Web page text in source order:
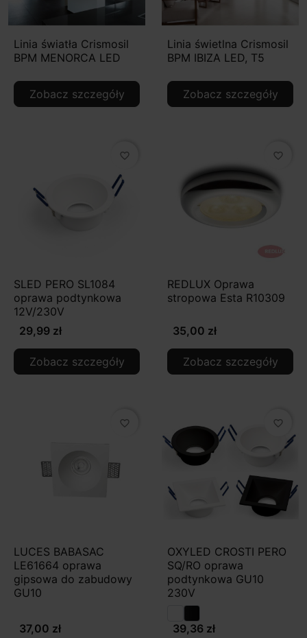
Linia światła Crismosil
BPM MENORCA LED
Zobacz szczegóły
Linia świetlna Crismosil
BPM IBIZA LED, T5
Zobacz szczegóły
favorite_border
SLED PERO SL1084
oprawa podtynkowa
12V/230V
29,99 zł
Zobacz szczegóły
favorite_border
REDLUX Oprawa
stropowa Esta R10309
35,00 zł
Zobacz szczegóły
favorite_border
LUCES BABASAC
LE61664 oprawa
gipsowa do zabudowy
GU10
37,00 zł
favorite_border
OXYLED CROSTI PERO
SQ/RO oprawa
podtynkowa GU10
230V
39,36 zł